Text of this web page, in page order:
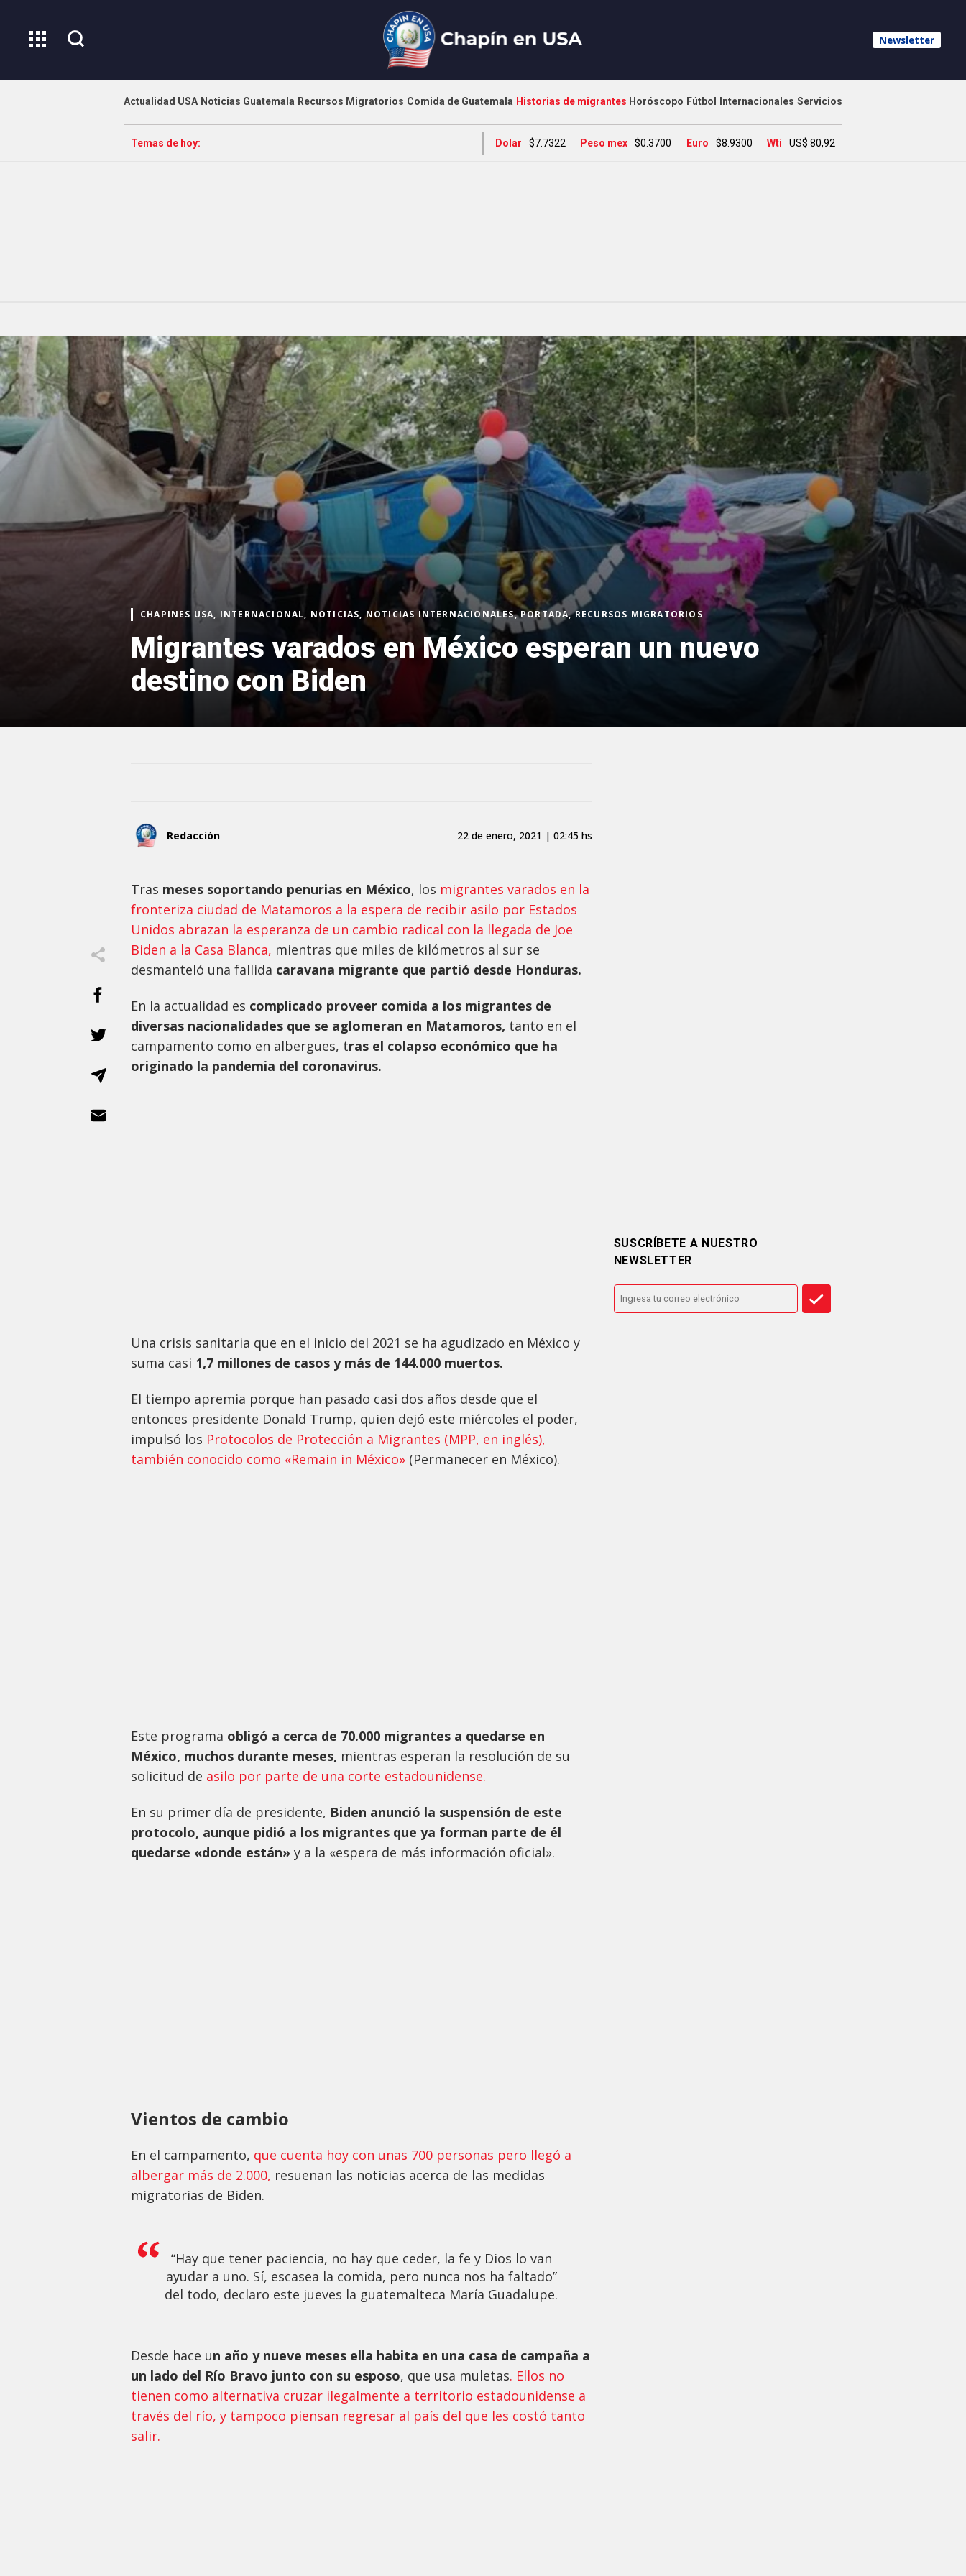
Newsletter
Actualidad USA Noticias Guatemala Recursos Migratorios Comida de Guatemala Historias de migrantes Horóscopo Fútbol Internacionales Servicios
Temas de hoy: Dolar $7.7322 Peso mex $0.3700 Euro $8.9300 Wti US$ 80,92
CHAPINES USA, INTERNACIONAL, NOTICIAS, NOTICIAS INTERNACIONALES, PORTADA, RECURSOS MIGRATORIOS
Migrantes varados en México esperan un nuevo
destino con Biden
Redacción 22 de enero, 2021 | 02:45 hs
Tras meses soportando penurias en México, los migrantes varados en la
fronteriza ciudad de Matamoros a la espera de recibir asilo por Estados
Unidos abrazan la esperanza de un cambio radical con la llegada de Joe
Biden a la Casa Blanca, mientras que miles de kilómetros al sur se
desmanteló una fallida caravana migrante que partió desde Honduras.
En la actualidad es complicado proveer comida a los migrantes de
diversas nacionalidades que se aglomeran en Matamoros, tanto en el
campamento como en albergues, tras el colapso económico que ha
originado la pandemia del coronavirus.
Una crisis sanitaria que en el inicio del 2021 se ha agudizado en México y
suma casi 1,7 millones de casos y más de 144.000 muertos.
El tiempo apremia porque han pasado casi dos años desde que el
entonces presidente Donald Trump, quien dejó este miércoles el poder,
impulsó los Protocolos de Protección a Migrantes (MPP, en inglés),
también conocido como «Remain in México» (Permanecer en México).
Este programa obligó a cerca de 70.000 migrantes a quedarse en
México, muchos durante meses, mientras esperan la resolución de su
solicitud de asilo por parte de una corte estadounidense.
En su primer día de presidente, Biden anunció la suspensión de este
protocolo, aunque pidió a los migrantes que ya forman parte de él
quedarse «donde están» y a la «espera de más información oficial».
Vientos de cambio
En el campamento, que cuenta hoy con unas 700 personas pero llegó a
albergar más de 2.000, resuenan las noticias acerca de las medidas
migratorias de Biden.
“Hay que tener paciencia, no hay que ceder, la fe y Dios lo van
ayudar a uno. Sí, escasea la comida, pero nunca nos ha faltado”
del todo, declaro este jueves la guatemalteca María Guadalupe.
Desde hace un año y nueve meses ella habita en una casa de campaña a
un lado del Río Bravo junto con su esposo, que usa muletas. Ellos no
tienen como alternativa cruzar ilegalmente a territorio estadounidense a
través del río, y tampoco piensan regresar al país del que les costó tanto
salir.
SUSCRÍBETE A NUESTRO
NEWSLETTER